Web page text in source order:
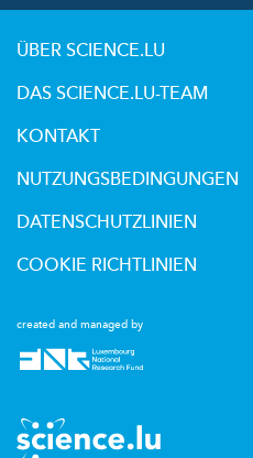
created and managed by
ÜBER SCIENCE.LU
DAS SCIENCE.LU-TEAM
KONTAKT
NUTZUNGSBEDINGUNGEN
DATENSCHUTZLINIEN
COOKIE RICHTLINIEN